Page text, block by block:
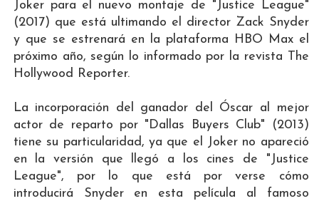
Joker para el nuevo montaje de "Justice League"
(2017) que está ultimando el director Zack Snyder
y que se estrenará en la plataforma HBO Max el
próximo año, según lo informado por la revista The
Hollywood Reporter.
La incorporación del ganador del Óscar al mejor
actor de reparto por "Dallas Buyers Club" (2013)
tiene su particularidad, ya que el Joker no apareció
en la versión que llegó a los cines de "Justice
League", por lo que está por verse cómo
introducirá Snyder en esta película al famoso